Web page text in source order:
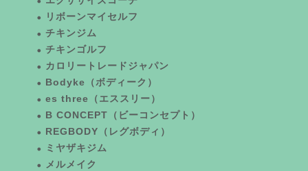
リボーンマイセルフ
チキンジム
チキンゴルフ
カロリートレードジャパン
Bodyke（ボディーク）
es three（エススリー）
B CONCEPT（ビーコンセプト）
REGBODY（レグボディ）
ミヤザキジム
メルメイク